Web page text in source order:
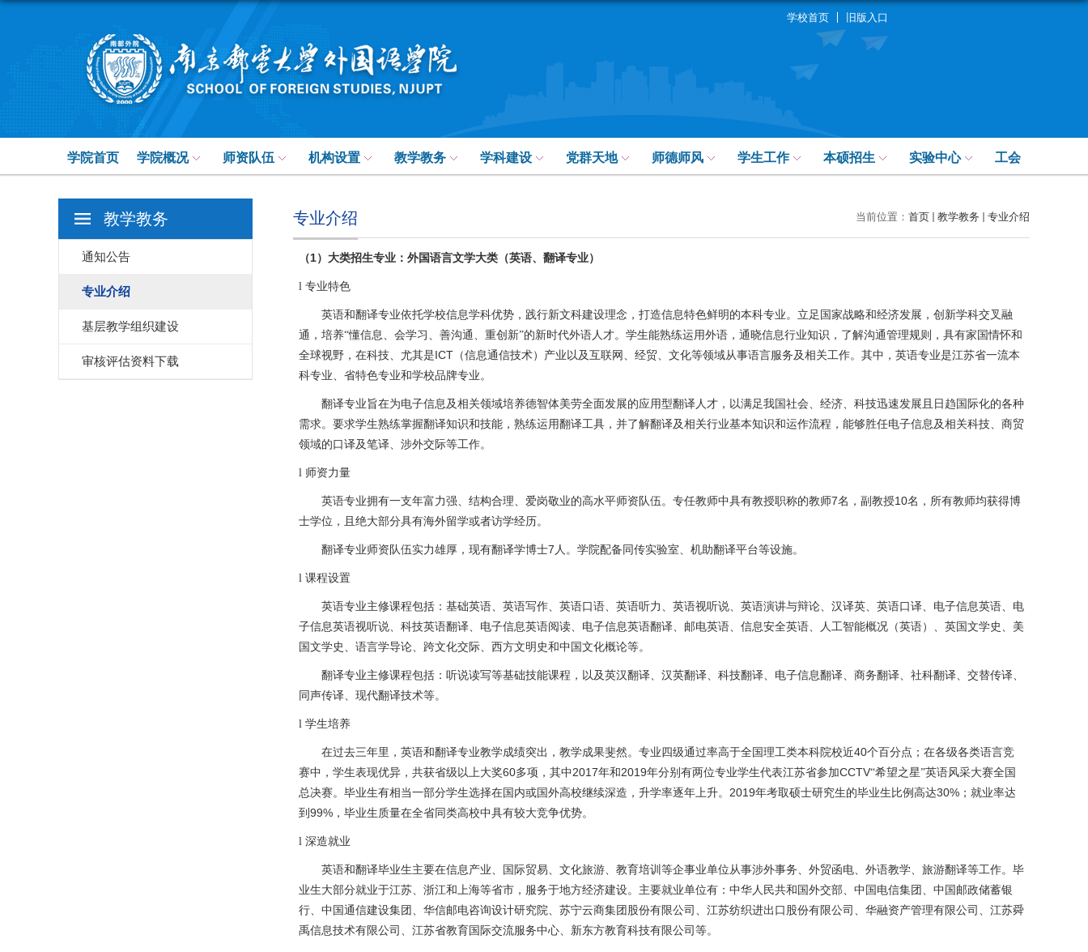
学校首页 旧版入口
学院首页 学院概况 师资队伍 机构设置 教学教务 学科建设 党群天地 师德师风 学生工作 本硕招生 实验中心 工会
教学教务
通知公告
专业介绍
基层教学组织建设
审核评估资料下载
当前位置： 首页 教学教务 专业介绍
专业介绍
（1）大类招生专业：外国语言文学大类（英语、翻译专业）
l 专业特色
英语和翻译专业依托学校信息学科优势，践行新文科建设理念，打造信息特色鲜明的本科专业。立足国家战略和经济发展，创新学科交叉融
通，培养“懂信息、会学习、善沟通、重创新”的新时代外语人才。学生能熟练运用外语，通晓信息行业知识，了解沟通管理规则，具有家国情怀和
全球视野，在科技、尤其是ICT （信息通信技术）产业以及互联网、经贸、文化等领域从事语言服务及相关工作。其中，英语专业是江苏省一流本
科专业、省特色专业和学校品牌专业。
翻译专业旨在为电子信息及相关领域培养德智体美劳全面发展的应用型翻译人才，以满足我国社会、经济、科技迅速发展且日趋国际化的各种
需求。要求学生熟练掌握翻译知识和技能，熟练运用翻译工具，并了解翻译及相关行业基本知识和运作流程，能够胜任电子信息及相关科技、商贸
领域的口译及笔译、涉外交际等工作。
l 师资力量
英语专业拥有一支年富力强、结构合理、爱岗敬业的高水平师资队伍。专任教师中具有教授职称的教师7名，副教授10名，所有教师均获得博
士学位，且绝大部分具有海外留学或者访学经历。
翻译专业师资队伍实力雄厚，现有翻译学博士7 人。学院配备同传实验室、机助翻译平台等设施。
l 课程设置
英语专业主修课程包括：基础英语、英语写作、英语口语、英语听力、英语视听说、英语演讲与辩论、汉译英、英语口译、电子信息英语、电
子信息英语视听说、科技英语翻译、电子信息英语阅读、电子信息英语翻译、邮电英语、信息安全英语、人工智能概况（英语）、英国文学史、美
国文学史、语言学导论、跨文化交际、西方文明史和中国文化概论等。
翻译专业主修课程包括：听说读写等基础技能课程，以及英汉翻译、汉英翻译、科技翻译、电子信息翻译、商务翻译、社科翻译、交替传译、
同声传译、现代翻译技术等。
l 学生培养
在过去三年里，英语和翻译专业教学成绩突出，教学成果斐然。专业四级通过率高于全国理工类本科院校近40个百分点；在各级各类语言竞
赛中，学生表现优异，共获省级以上大奖60多项，其中 2017年和 2019年分别有两位专业学生代表江苏省参加CCTV“希望之星”英语风采大赛全国
总决赛。毕业生有相当一部分学生选择在国内或国外高校继续深造，升学率逐年上升。 2019年考取硕士研究生的毕业生比例高达30% ；就业率达
到 99% ，毕业生质量在全省同类高校中具有较大竞争优势。
l 深造就业
英语和翻译毕业生主要在信息产业、国际贸易、文化旅游、教育培训等企事业单位从事涉外事务、外贸函电、外语教学、旅游翻译等工作。毕
业生大部分就业于江苏、浙江和上海等省市，服务于地方经济建设。主要就业单位有：中华人民共和国外交部、中国电信集团、中国邮政储蓄银
行、中国通信建设集团、华信邮电咨询设计研究院、苏宁云商集团股份有限公司、江苏纺织进出口股份有限公司、华融资产管理有限公司、江苏舜
禹信息技术有限公司、江苏省教育国际交流服务中心、新东方教育科技有限公司等。